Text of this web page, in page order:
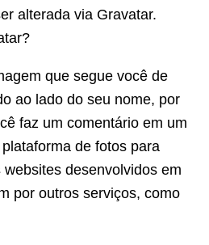
alterada via Gravatar.
que segue você de
ao lado do seu nome, por
faz um comentário em um
de fotos para
desenvolvidos em
por outros serviços, como